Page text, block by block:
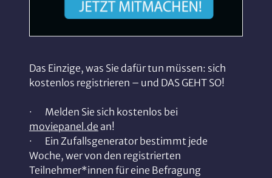
Das Einzige, was Sie dafür tun müssen: sich
kostenlos registrieren – und DAS GEHT SO!
· Melden Sie sich kostenlos bei
moviepanel.de an!
· Ein Zufallsgenerator bestimmt jede
Woche, wer von den registrierten
Teilnehmer*innen für eine Befragung